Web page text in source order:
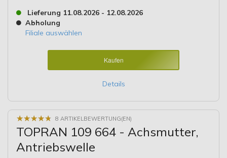
Lieferung 11.08.2026 - 12.08.2026
Abholung
Filiale auswählen
Kaufen
Details
★★★★★
★★★★★ 8 ARTIKELBEWERTUNG(EN)
TOPRAN 109 664 - Achsmutter,
Antriebswelle